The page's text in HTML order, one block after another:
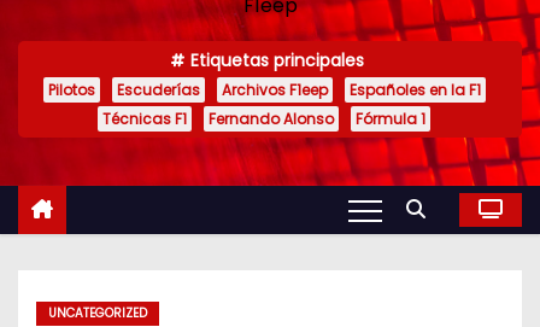
i
Etiquetas principales
Pilotos Escuderías Archivos F1eep
Españoles en la F1
Técnicas F1
Fernando Alonso Fórmula 1
UNCATEGORIZED